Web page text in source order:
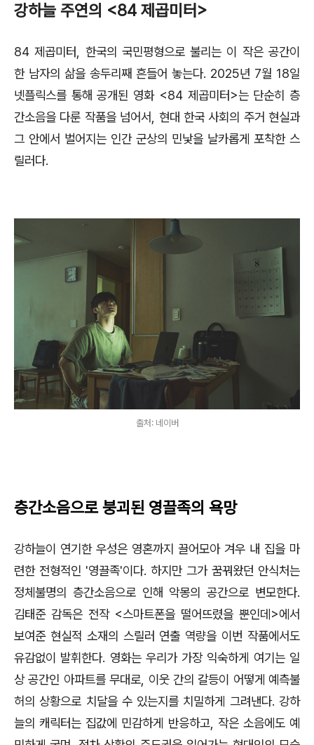
강하늘 주연의 <84 제곱미터>
84제곱미터
한국의 국민평형으로 불리는 이 작은 공간이
한 남자의 삶을 송두리째 흔들어 놓는다. 2025년 7월 18일
넷플릭스를 통해 공개된 영화 <84 제곱미터 >는 단순히 층
간소음을 다룬 작품을 넘어서
현대 한국 사회의 주거 현실과
그 안에서 벌어지는 인간 군상의 민낯을 날카롭게 포착한 스
릴러다.
출처: 네이버
층간소음으로 붕괴된 영끌족의 욕망
강하늘이 연기한 우성은 영혼까지 끌어모아 겨우 내 집을 마
련한 전형적인 '영끌족'이다. 하지만 그가 꿈꿔왔던 안식처는
정체불명의 층간소음으로 인해 악몽의 공간으로 변모한다.
김태준 감독은 전작 <스마트폰을 떨어뜨렸을 뿐인데 >에서
보여준 현실적 소재의 스릴러 연출 역량을 이번 작품에서도
유감없이 발휘한다. 영화는 우리가 가장 익숙하게 여기는 일
상 공간인 아파트를 무대로 이웃 간의 갈등이 어떻게 예측불
허의 상황으로 치달을 수 있는지를 치밀하게 그려낸다.강하
늘의 캐릭터는 집값에 민감하게 반응하고, 작은 소음에도 예